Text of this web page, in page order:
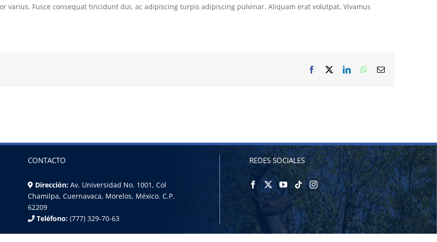
varius. Fusce consequat tincidunt dui, ac adipiscing turpis adipiscing pulvinar. Aliquam erat volutpat. Vivamus
Facebook LinkedInWhatsApp
Correo
CONTACTO
Dirección: Av. Universidad No. 1001, Col
Chamilpa, Cuernavaca, Morelos, México. C.P.
62209
Teléfono:(777) 329-70-63
REDES SOCIALES